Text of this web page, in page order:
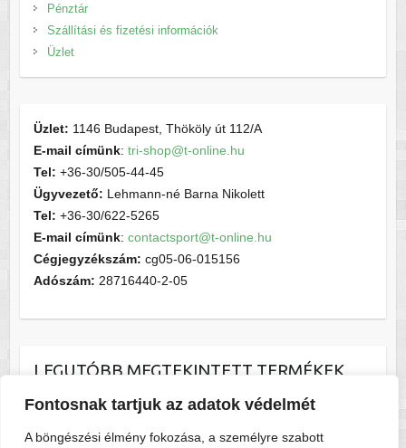
Fontosnak tartjuk az adatok védelmét
A böngészési élmény fokozása, a személyre szabott
Pénztár
Szállítási és fizetési információk
Üzlet
Üzlet: 1146 Budapest, Thököly út 112/A
E-mail címünk: tri-shop@t-online.hu
Tel: +36-30/505-44-45
Ügyvezető: Lehmann-né Barna Nikolett
Tel: +36-30/622-5265
E-mail címünk: contactsport@t-online.hu
Cégjegyzékszám: cg05-06-015156
Adószám: 28716440-2-05
LEGUTÓBB MEGTEKINTETT TERMÉKEK
ZEROD brief ( glitcher )
15.000Ft